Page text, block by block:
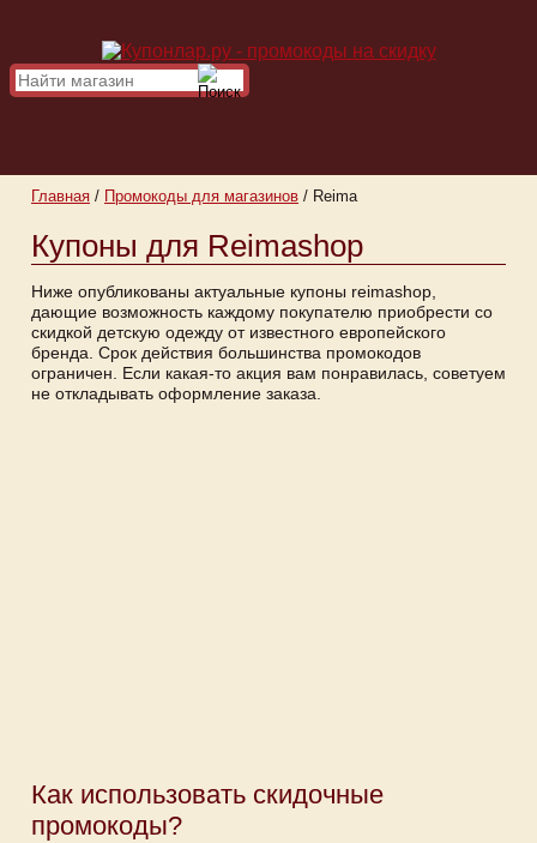
Главная / Промокоды для магазинов / Reima
Купоны для Reimashop
Ниже опубликованы актуальные купоны reimashop,
дающие возможность каждому покупателю приобрести со
скидкой детскую одежду от известного европейского
бренда. Срок действия большинства промокодов
ограничен. Если какая-то акция вам понравилась, советуем
не откладывать оформление заказа.
Как использовать скидочные
промокоды?